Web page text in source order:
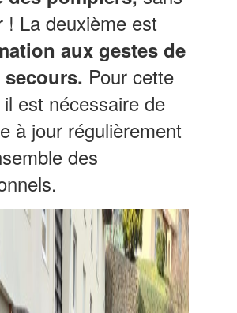
! La deuxième est
aux gestes de
Pour cette
est nécessaire de
à jour régulièrement
des